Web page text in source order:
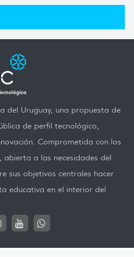
del Uruguay, una propuesta de
de perfil tecnológico,
Comprometida con los
a las necesidades del
sus objetivos centrales hacer
educativa en el interior del